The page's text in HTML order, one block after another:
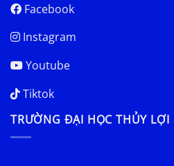
Facebook
Instagram
Youtube
Tiktok
TRƯỜNG ĐẠI HỌC THỦY LỢI